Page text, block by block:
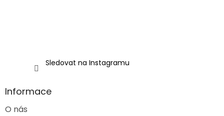
Sledovat na Instagramu
Informace
O nás